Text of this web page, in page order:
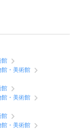
館
・美術館
館
・美術館
館
・美術館